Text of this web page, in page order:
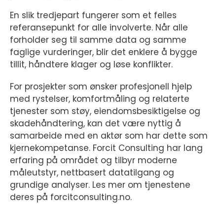
En slik tredjepart fungerer som et felles
referansepunkt for alle involverte. Når alle
forholder seg til samme data og samme
faglige vurderinger, blir det enklere å bygge
tillit, håndtere klager og løse konflikter.
For prosjekter som ønsker profesjonell hjelp
med rystelser, komfortmåling og relaterte
tjenester som støy, eiendomsbesiktigelse og
skadehåndtering, kan det være nyttig å
samarbeide med en aktør som har dette som
kjernekompetanse. Forcit Consulting har lang
erfaring på området og tilbyr moderne
måleutstyr, nettbasert datatilgang og
grundige analyser. Les mer om tjenestene
deres på forcitconsulting.no.